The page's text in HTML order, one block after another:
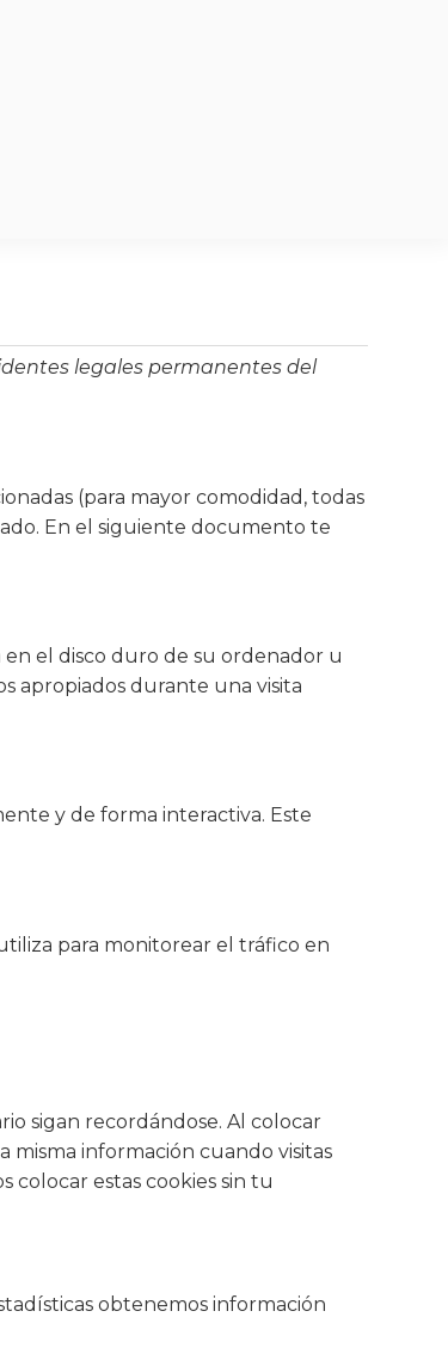
legales permanentes del
(para mayor comodidad, todas
En el siguiente documento te
el disco duro de su ordenador u
apropiados durante una visita
y de forma interactiva. Este
para monitorear el tráfico en
sigan recordándose. Al colocar
misma información cuando visitas
colocar estas cookies sin tu
obtenemos información